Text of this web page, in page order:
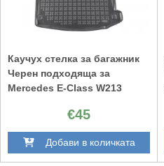
Каучух стелка за багажник
Черен подходяща за
Mercedes E-Class W213
€45
Добави в количката